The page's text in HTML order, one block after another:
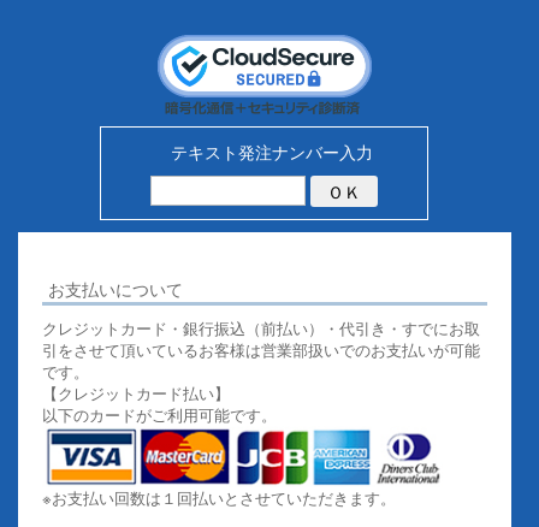
テキスト発注ナンバー入力
お支払いについて
クレジットカード・銀行振込（前払い）・代引き・すでにお取
引をさせて頂いているお客様は営業部扱いでのお支払いが可能
です。
【クレジットカード払い】
以下のカードがご利用可能です。
※お支払い回数は１回払いとさせていただきます。